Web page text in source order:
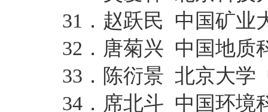
31．赵跃民 中国矿业
32．唐菊兴 中国地质
33．陈衍景 北京大学
34．席北斗 中国环境